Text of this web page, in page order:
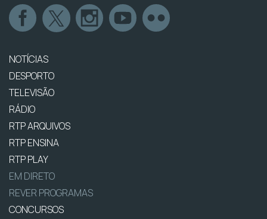
NOTÍCIAS
DESPORTO
TELEVISÃO
RÁDIO
RTP ARQUIVOS
RTP ENSINA
RTP PLAY
EM DIRETO
REVER PROGRAMAS
CONCURSOS